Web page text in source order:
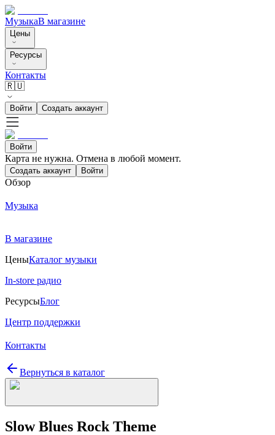
МузыкаВ магазине
Цены
Ресурсы
Контакты
🇷🇺
Войти Создать аккаунт
Войти
Карта не нужна. Отмена в любой момент.
Создать аккаунт Войти
Обзор
Музыка
В магазине
ЦеныКаталог музыки
In-store радио
РесурсыБлог
Центр поддержки
Контакты
Вернуться в каталог
Slow Blues Rock Theme